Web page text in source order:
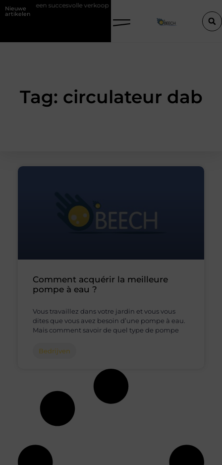
Nieuwe
artikelen
van een succesvolle verkoop
Tag: circulateur dab
Comment acquérir la meilleure
pompe à eau ?
Vous travaillez dans votre jardin et vous vous
dites que vous avez besoin d’une pompe à eau.
Mais comment savoir de quel type de pompe
Bedrijven